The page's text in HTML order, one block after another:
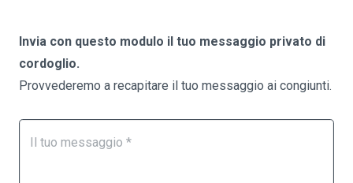
Invia con questo modulo il tuo messaggio privato di
cordoglio.
Provvederemo a recapitare il tuo messaggio ai congiunti.
un